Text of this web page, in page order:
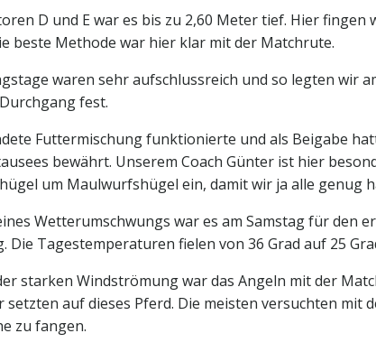
D und E war es bis zu 2,60 Meter tief. Hier fingen
beste Methode war hier klar mit der Matchrute.
waren sehr aufschlussreich und so legten wir
fest.
Futtermischung funktionierte und als Beigabe
bewährt. Unserem Coach Günter ist hier
um Maulwurfshügel ein, damit wir ja alle genug
Wetterumschwungs war es am Samstag für den
Die Tagestemperaturen fielen von 36 Grad auf 25
starken Windströmung war das Angeln mit der
setzten auf dieses Pferd. Die meisten versuchten mit
zu fangen.